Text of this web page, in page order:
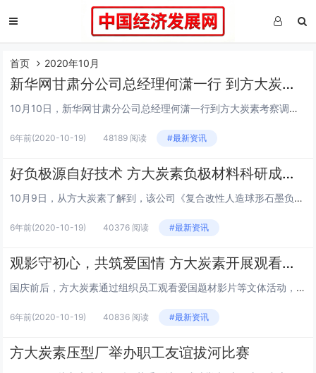
首页 2020年10月
新华网甘肃分公司总经理何潇一行 到方大炭素考察调研
10月10日，新华网甘肃分公司总经理何潇一行到方大炭素考察调研，参观了该公司企业文化和党建文化展厅，了解了企业贯彻国家双循环发展战略的具体举措，对方大集团在东乡参与产业扶贫体现出的责任担当给予高度评价，并就加强品牌宣传、数字传播等相关事宜进...
6年前(2020-10-19) 48189 阅读 #最新资讯
好负极源自好技术 方大炭素负极材料科研成果通过国内权威专家评审
10月9日，从方大炭素了解到，该公司《复合改性人造球形石墨负极材料的研究与开发》科研项目，由甘肃省科技发展促进中心第三方评价机构组织国内权威技术专家进行了评审。甘肃省科技发展促进中心和与会专家们依据国家标准GB/T22900-2009《科学...
6年前(2020-10-19) 40376 阅读 #最新资讯
观影守初心，共筑爱国情 方大炭素开展观看爱国题材影片教育活动
国庆前后，方大炭素通过组织员工观看爱国题材影片等文体活动，让员工接受爱国主义教育和熏陶，进一步提升企业的号召力和凝聚力，增强员工战胜困难、迎击挑战的信心和决心。该公司压型厂、焙烧厂、石墨化厂、销售公司、保卫部和党群工作部等单位瞄准国庆期间爱...
6年前(2020-10-19) 40836 阅读 #最新资讯
方大炭素压型厂举办职工友谊拔河比赛